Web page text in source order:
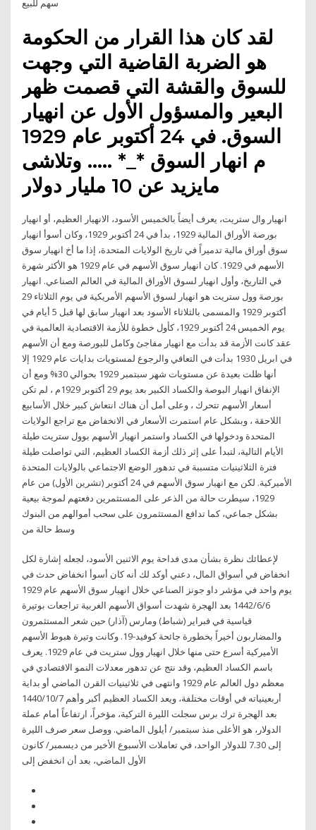
سهم للبيع
لقد كان هذا القرار من الحكومة
هو الضربة القاضية التي وجهت
للسوق والقشة التي قصمت ظهر
البعير والمسؤول الأول عن انهيار
السوق. في 24 أكتوبر عام 1929
م انهار السوق *_* ….. وتلاشى
مايزيد عن 10 مليار دولار
انهيار وال ستريت، يعرف أيضاً بالخميس الأسود، الانهيار العظيم، أو انهيار
بورصة الأوراق المالية 1929، بدأ في 24 أكتوبر 1929، وكان أسوأ انهيار
سوق أوراق مالية تدميراً في تاريخ الولايات المتحدة، إذا ما أخ انهيار سوق
الأسهم في 1929. كان انهيار سوق الأسهم في عام 1929 هو الأكثر شهرة
في التاريخ، وأول انهيار لسوق الأوراق المالية في العالم الصناعي. انهيار
بورصة وول ستريت هو انهيار لسوق الأسهم الأمريكية في يوم الثلاثاء 29
أكتوبر 1929 والمسمى بالثلاثاء الأسود بعد انهيار سابق لها قبل 5 أيام في
يوم الخميس 24 أكتوبر 1929، كأول خطوة للأزمة الاقتصادية العالمية في
عقد كانت الأزمة قد بدأت مع انهيار مفاجئ وكامل للبورصة ومع أن الأسهم
في ابريل 1930 بدأت في التعافي والرجوع لمستويات بدايات عام 1929 إلا
أنها ظلت بعيدة عن مستويات شهر سبتمبر 1929 بحوالي 30% ومع أن
الإنفاق انهيار البوصة والكساد الكبير بعد يوم 29 أكتوبر 1929م ، لم تكن
أسعار الأسهم تتحرك ، وعلى أمل أن هناك انتعاش كبير خلال الأسابيع
اللاحقة ، وبشكل عام استمرت الأسعار في الانخفاض مع تراجع الولايات
المتحدة ودخولها في الكساد واستمر انهيار الأسهم بوول ستريت طيلة
الأيام التالية، لتبدأ على إثر ذلك أزمة الكساد العظيم، التي تواصلت طيلة
فترة الثلاثينيات متسببة في تدهور الوضع الاجتماعي بالولايات المتحدة
الأميركية. لكن مع انهيار سوق الأسهم في 24 أكتوبر (تشرين الأول) من عام
1929، سيطرت حالة من الذعر على المستثمرين دفعتهم لموجة بيعية
بشكل جماعي، كما تدافع المستثمرون على سحب أموالهم من البنوك
وسط حالة من
لإعطائك نظرة بشأن مدى فداحة يوم الاثنين الأسود، لجعله إشارة لكل
انخفاض في أسواق المال، دعني أوكد لك أنه كان أسوأ انخفاض حدث في
يوم واحد في مؤشر داو جونز الصناعي خلال انهيار سوق الأسهم عام 1929
6‏‏/6‏‏/1442 بعد الهجرة شهدت أسواق الأسهم الغربية تراجعات بوتيرة
قياسية في فبراير (شباط) ومارس (آذار) حين شعر المستثمرون
والمضاربون أخيراً بخطورة جائحة كوفيد-19. وكانت وتيرة هبوط الأسهم
الأميركية أسرع حتى منها خلال انهيار وول ستريت في عام 1929. يعرف
باسم الكساد العظيم، وقد نتج عن تدهور معدلات النمو الاقتصادي في
معظم دول العالم عام 1929 وانتهى في ثلاثينيات القرن الماضي أو بداية
أربعينياته في أوقات مختلفة، ويعد الكساد العظيم أكبر وأهم 7‏‏/10‏‏/1440
بعد الهجرة ترك برس سجلت الليرة التركية، مؤخراً، ارتفاعاً أمام عملة
الدولار، هو الأعلى منذ سبتمبر/ أيلول الماضي. ووصل سعر صرف الليرة
إلى 7.30 للدولار الواحد، في تعاملات الأسبوع الأخير من ديسمبر/ كانون
الأول الماضي، بعد أن انخفض إلى